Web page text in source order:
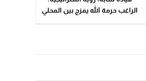
الراغب حرمة الله يمزج بين المحلي